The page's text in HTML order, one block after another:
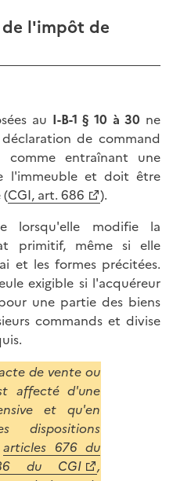
l'impôt de
au I-B-1 § 10 à 30 ne
de command
entraînant une
l'immeuble et doit être
(CGI, art. 686
).
lorsqu'elle modifie la
primitif, même si elle
et les formes précitées.
exigible si l'acquéreur
une partie des biens
commands et divise
de vente ou
affecté d'une
et qu'en
dispositions
articles 676 du
du CGI
,